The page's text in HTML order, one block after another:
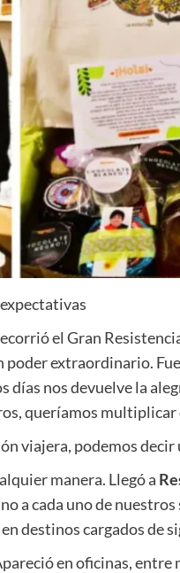
el Gran
extraordinario.
días nos devuelve la
queríamos multiplicar
viajera, podemos decir
manera. Llegó a
a cada uno de
destinos cargados de
en oficinas, entre